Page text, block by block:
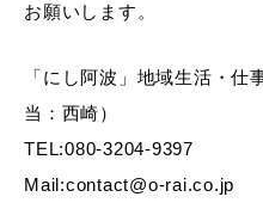
お願いします。
「にし阿波」地域生活・仕
当：西崎）
TEL:080-3204-9397
Mail:contact@o-rai.co.jp